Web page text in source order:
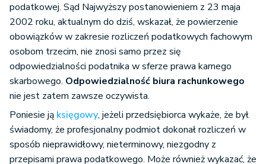
podatkowej. Sąd Najwyższy postanowieniem z 23 maja
2002 roku, aktualnym do dziś, wskazał, że powierzenie
obowiązków w zakresie rozliczeń podatkowych fachowym
osobom trzecim, nie znosi samo przez się
odpowiedzialności podatnika w sferze prawa karnego
skarbowego. Odpowiedzialność biura rachunkowego
nie jest zatem zawsze oczywista.
Poniesie ją księgowy, jeżeli przedsiębiorca wykaże, że był
świadomy, że profesjonalny podmiot dokonał rozliczeń w
sposób nieprawidłowy, nieterminowy, niezgodny z
przepisami prawa podatkowego. Może również wykazać, że